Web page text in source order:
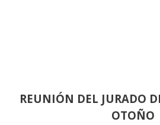
REUNIÓN DEL JURADO
OTOÑO